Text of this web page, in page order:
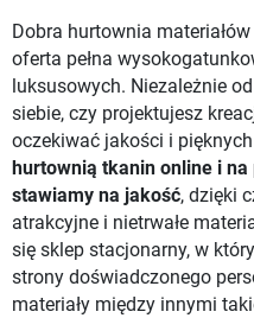
Dobra hurtownia
oferta pełna
luksusowych. Niezależnie
siebie, czy projektujesz
oczekiwać jakości i
hurtownią tkanin online i
stawiamy na jakość, dzięki
atrakcyjne i nietrwałe
się sklep stacjonarny, w
strony doświadczonego
materiały między innymi